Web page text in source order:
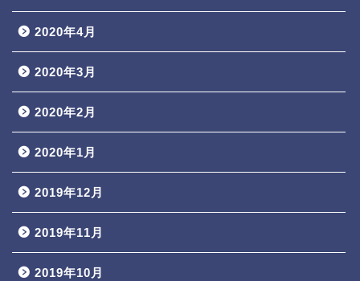
2020年4月
2020年3月
2020年2月
2020年1月
2019年12月
2019年11月
2019年10月